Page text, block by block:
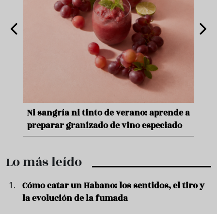
de verano: aprende a
de vino especiado
Aceitunas: el aperitivo
verano
Lo más leído
Cómo catar un Habano: los sentidos, el tiro y
la evolución de la fumada